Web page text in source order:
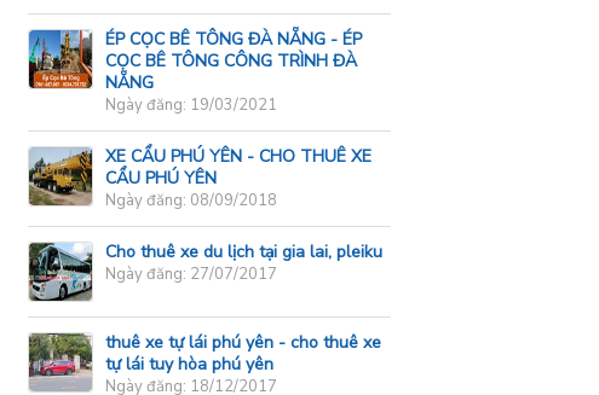
ÉP CỌC BÊ TÔNG ĐÀ NẴNG - ÉP
CỌC BÊ TÔNG CÔNG TRÌNH ĐÀ
NẴNG
Ngày đăng: 19/03/2021
XE CẨU PHÚ YÊN - CHO THUÊ XE
CẨU PHÚ YÊN
Ngày đăng: 08/09/2018
Cho thuê xe du lịch tại gia lai, pleiku
Ngày đăng: 27/07/2017
thuê xe tự lái phú yên - cho thuê xe
tự lái tuy hòa phú yên
Ngày đăng: 18/12/2017